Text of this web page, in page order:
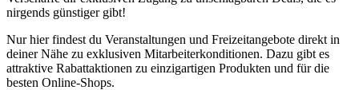
nirgends günstiger gibt!
Nur hier findest du Veranstaltungen und Freizeitangebote direkt in
deiner Nähe zu exklusiven Mitarbeiterkonditionen. Dazu gibt es
attraktive Rabattaktionen zu einzigartigen Produkten und für die
besten Online-Shops.